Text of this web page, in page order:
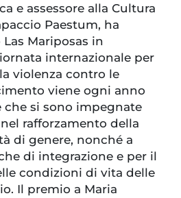
e assessore alla Cultura
Paestum, ha
Mariposas in
internazionale per
violenza contro le
viene ogni anno
si sono impegnate
rafforzamento della
di genere, nonché a
di integrazione e per il
condizioni di vita delle
Il premio a Maria